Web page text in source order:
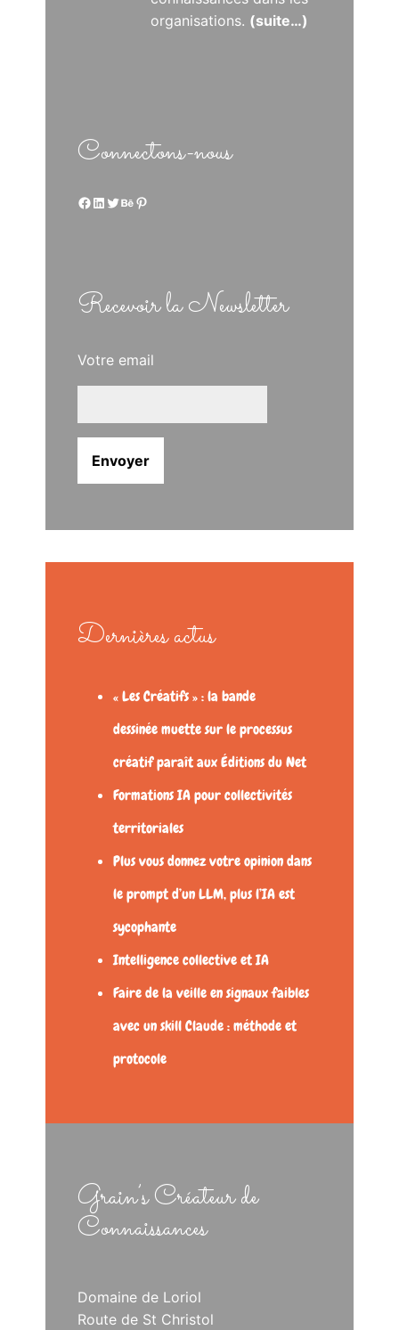
organisations. (suite…)
Connectons-nous
Facebook LinkedIn Twitter Behance Pinterest
Recevoir la Newsletter
Votre email
Dernières actus
« Les Créatifs » : la bande
dessinée muette sur le processus
créatif paraît aux Éditions du Net
Formations IA pour collectivités
territoriales
Plus vous donnez votre opinion dans
le prompt d’un LLM, plus l’IA est
sycophante
Intelligence collective et IA
Faire de la veille en signaux faibles
avec un skill Claude : méthode et
protocole
Grain’s Créateur de
Connaissances
Domaine de Loriol
Route de St Christol